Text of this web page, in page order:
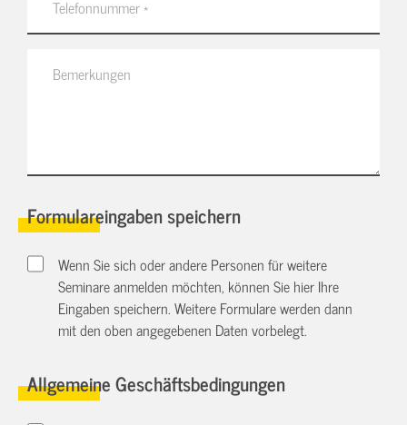
Formulareingaben speichern
Wenn Sie sich oder andere Personen für weitere
Seminare anmelden möchten, können Sie hier Ihre
Eingaben speichern. Weitere Formulare werden dann
mit den oben angegebenen Daten vorbelegt.
Allgemeine Geschäftsbedingungen